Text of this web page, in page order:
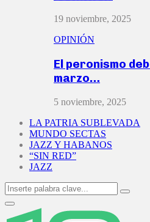
19 noviembre, 2025
OPINIÓN
El peronismo
marzo…
5 noviembre, 2025
LA PATRIA SUBLEVADA
MUNDO SECTAS
JAZZ Y HABANOS
“SIN RED”
JAZZ
Search
for:
Search
Primary
Menu